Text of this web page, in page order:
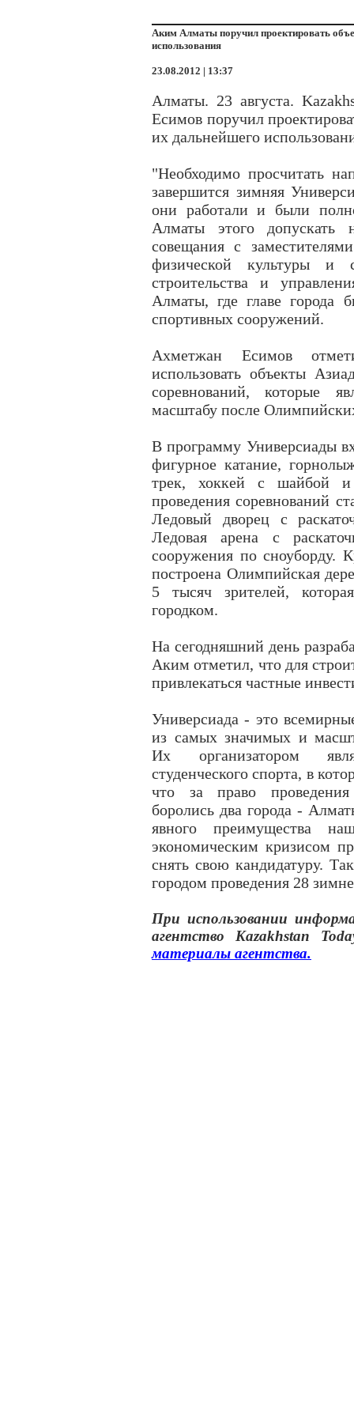
Аким Алматы поручил проектировать
использования
23.08.2012 | 13:37
Алматы. 23 августа.
Есимов поручил
их дальнейшего
"Необходимо просчитать
завершится зимняя
они работали и были
Алматы этого
совещания с
физической культуры и
строительства и
Алматы, где главе города
спортивных сооружений.
Ахметжан Есимов
использовать объекты
соревнований, которые
масштабу после
В программу Универсиады
фигурное катание,
трек, хоккей с шайбой и
проведения соревнований
Ледовый дворец с
Ледовая арена с
сооружения по сноуборду.
построена Олимпийская
5 тысяч зрителей,
городком.
На сегодняшний день
Аким отметил, что для
привлекаться частные
Универсиада - это
из самых значимых и
Их организатором
студенческого спорта, в
что за право проведения
боролись два города -
явного преимущества
экономическим кризисом
снять свою кандидатуру.
городом проведения 28
При использовании
агентство Kazakhstan
материалы агентства.